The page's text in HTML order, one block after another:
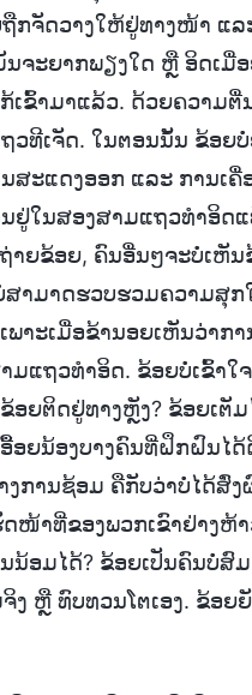
ກຈັດວາງໃຫ້ຢູ່ທາງໜ້າ ແ
ຈະຍາກພຽງໃດ ຫຼື ອິດເມື່
ເຂົ້າມາແລ້ວ. ດ້ວຍຄວາມຕື່
ທີເຈັດ. ໃນຕອນນັ້ນ ຂ້ອຍ
ສະແດງອອກ ແລະ ການເ
ຢູ່ໃນສອງສາມແຖວທຳອິດ
ຍຂ້ອຍ, ຄົນອື່ນໆຈະບໍ່ເຫັນ
າມາດຮວບຮວມຄວາມສຸກ
າະເມື່ອຂ້ານອຍເຫັນວ່າກ
ມແຖວທຳອິດ. ຂ້ອຍບໍ່ເຂົ້າໃ
ອຍຕິດຢູ່ທາງຫຼັງ? ຂ້ອຍເຕັ
ອຍນ້ອງບາງຄົນທີ່ຝຶກຝົນໄ
ງການຊ້ອມ ຄືກັບວ່າບໍ່ໄດ້ສົ່
ໜ້າທີ່ຂອງພວກເຂົາຢ່າງຫ້
ນ້ອມໄດ້? ຂ້ອຍເປັນຄົນບໍ່ສົ
ຫຼື ທົບທວນໂຕເອງ. ຂ້ອຍ